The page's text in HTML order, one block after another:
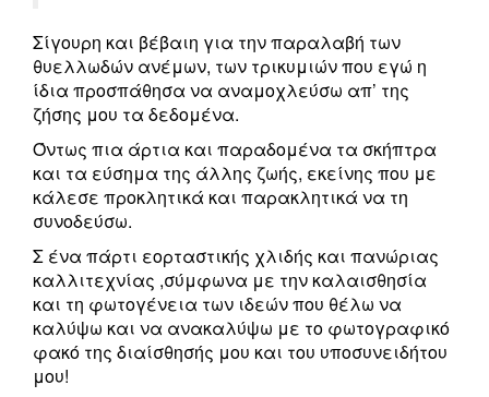
Σίγουρη και βέβαιη για την παραλαβή των
θυελλωδών ανέμων, των τρικυμιών που εγώ η
ίδια προσπάθησα να αναμοχλεύσω απ’ της
ζήσης μου τα δεδομένα.
Όντως πια άρτια και παραδομένα τα σκήπτρα
και τα εύσημα της άλλης ζωής, εκείνης που με
κάλεσε προκλητικά και παρακλητικά να τη
συνοδεύσω.
Σ ένα πάρτι εορταστικής χλιδής και πανώριας
καλλιτεχνίας ,σύμφωνα με την καλαισθησία
και τη φωτογένεια των ιδεών που θέλω να
καλύψω και να ανακαλύψω με το φωτογραφικό
φακό της διαίσθησής μου και του υποσυνειδήτου
μου!